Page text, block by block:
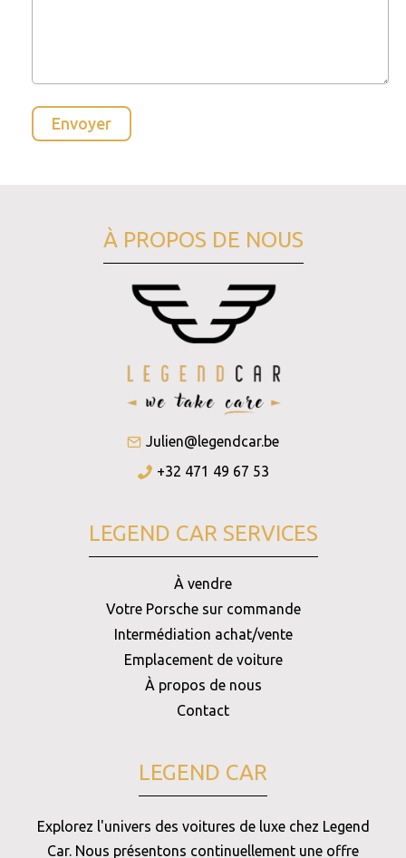
À PROPOS DE NOUS
Julien@legendcar.be
+32 471 49 67 53
LEGEND CAR SERVICES
À vendre
Votre Porsche sur commande
Intermédiation achat/vente
Emplacement de voiture
À propos de nous
Contact
LEGEND CAR
Explorez l'univers des voitures de luxe chez Legend
Car. Nous présentons continuellement une offre